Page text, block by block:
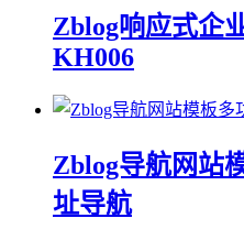
Zblog响应式企
KH006
Zblog导航网站
址导航